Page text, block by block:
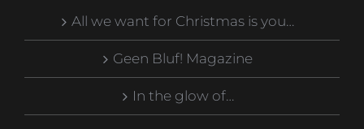
All we want for Christmas is you…
Geen Bluf! Magazine
In the glow of…